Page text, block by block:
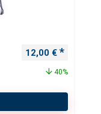
Ursprünglicher
12,00 €
40%